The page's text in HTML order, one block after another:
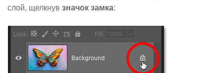
слой, щелкнув значок замка: